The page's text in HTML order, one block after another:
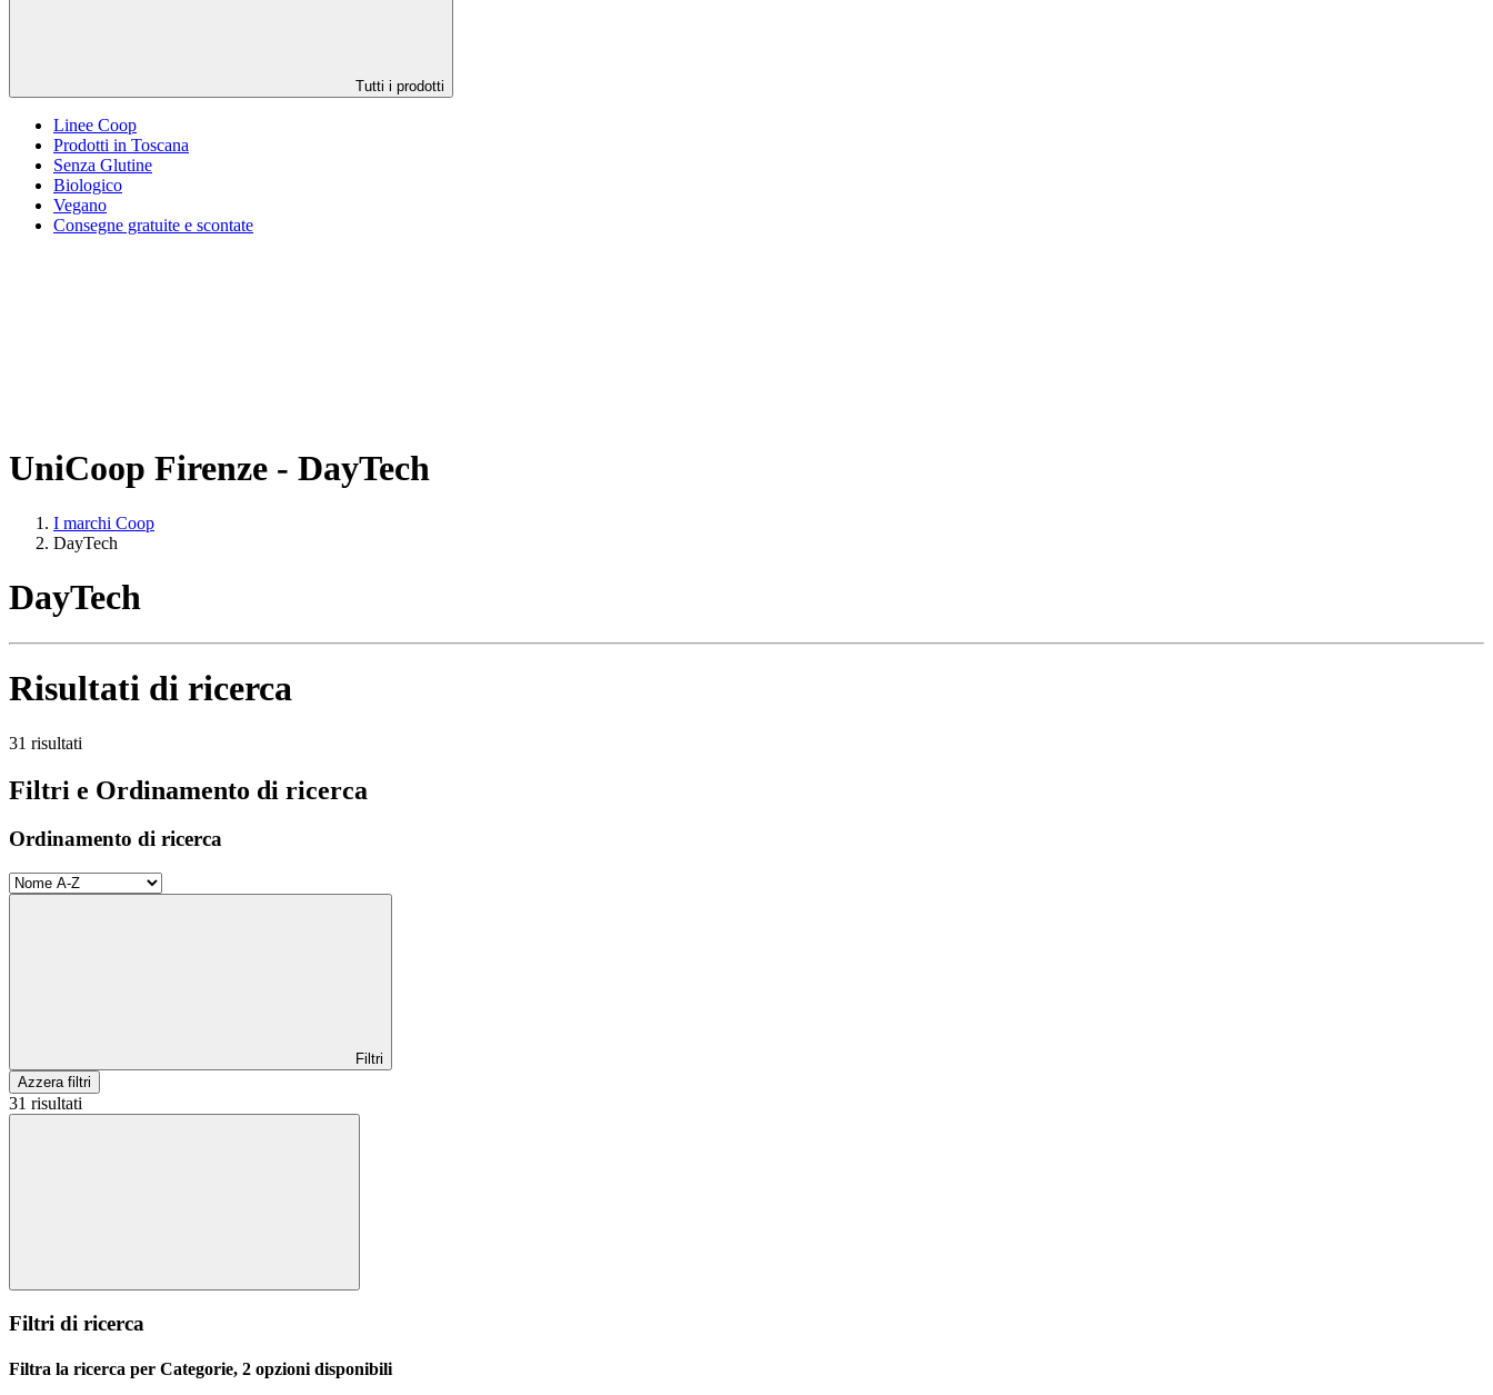
Tutti i prodotti
Linee Coop
Prodotti in Toscana
Senza Glutine
Biologico
Vegano
Consegne gratuite e scontate
UniCoop Firenze - DayTech
I marchi Coop
DayTech
DayTech
Risultati di ricerca
31 risultati
Filtri e Ordinamento di ricerca
Ordinamento di ricerca
Filtri
Azzera filtri
31 risultati
Filtri di ricerca
Filtra la ricerca per Categorie, 2 opzioni disponibili